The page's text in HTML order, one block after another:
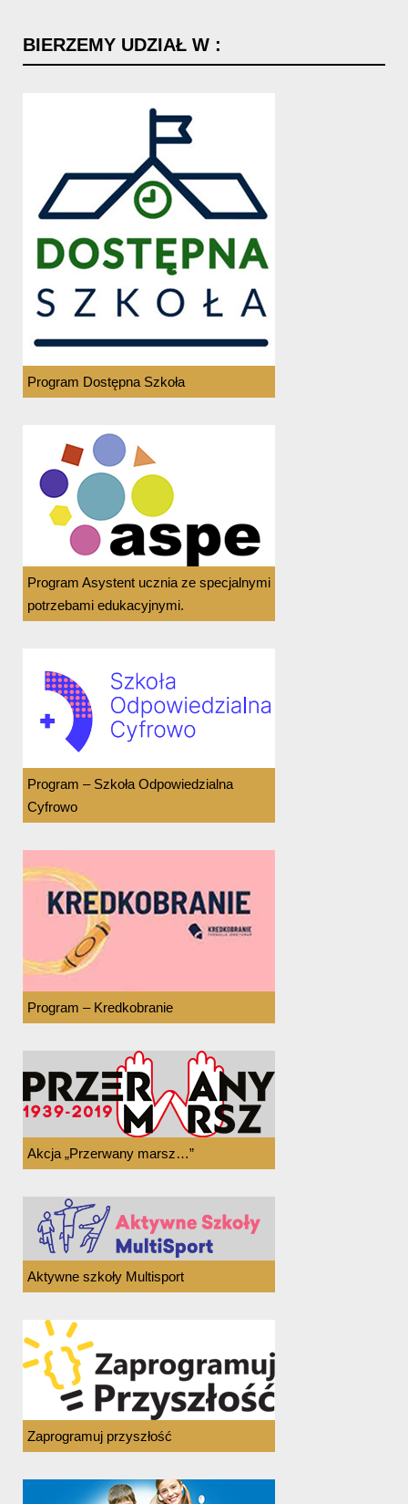
BIERZEMY UDZIAŁ W :
Program Dostępna Szkoła
Program Asystent ucznia ze specjalnymi
potrzebami edukacyjnymi.
Program – Szkoła Odpowiedzialna
Cyfrowo
Program – Kredkobranie
Akcja „Przerwany marsz…”
Aktywne szkoły Multisport
Zaprogramuj przyszłość